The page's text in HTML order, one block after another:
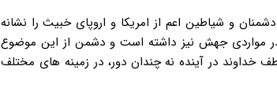
و شیاطین اعم از امریکا و اروپای خبیث را نشانه
در مواردی جهش نیز داشته است و دشمن از این موضوع
در آینده نه چندان دور، در زمینه های مختلف